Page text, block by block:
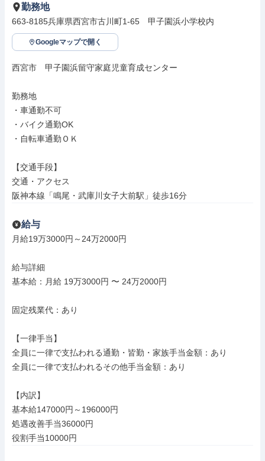
勤務地
663-8185兵庫県西宮市古川町1-65　甲子園浜小学校内
Googleマップで開く
西宮市　甲子園浜留守家庭児童育成センター
勤務地
・車通勤不可
・バイク通勤OK
・自転車通勤ＯＫ
【交通手段】
交通・アクセス
阪神本線「鳴尾・武庫川女子大前駅」徒歩16分
給与
月給19万3000円～24万2000円
給与詳細
基本給：月給 19万3000円 〜 24万2000円
固定残業代：あり
【一律手当】
全員に一律で支払われる通勤・皆勤・家族手当金額：あり
全員に一律で支払われるその他手当金額：あり
【内訳】
基本給147000円～196000円
処遇改善手当36000円
役割手当10000円